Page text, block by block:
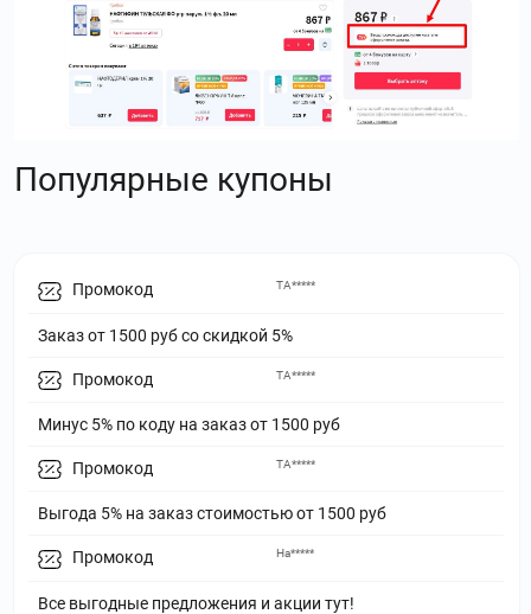
Популярные купоны
Промокод
Заказ от 1500 руб со скидкой 5%
ТА*****
Промокод
Минус 5% по коду на заказ от 1500 руб
ТА*****
Промокод
Выгода 5% на заказ стоимостью от 1500 руб
ТА*****
Промокод
Все выгодные предложения и акции тут!
На*****